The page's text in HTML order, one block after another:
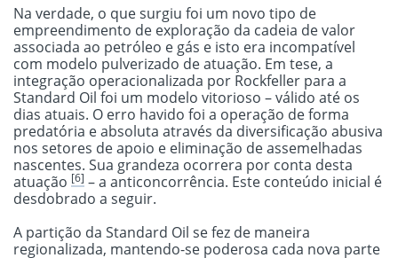
Na verdade, o que surgiu foi um novo tipo de
empreendimento de exploração da cadeia de valor
associada ao petróleo e gás e isto era incompatível
com modelo pulverizado de atuação. Em tese, a
integração operacionalizada por Rockfeller para a
Standard Oil foi um modelo vitorioso – válido até os
dias atuais. O erro havido foi a operação de forma
predatória e absoluta através da diversificação abusiva
nos setores de apoio e eliminação de assemelhadas
nascentes. Sua grandeza ocorrera por conta desta
atuação [6] – a anticoncorrência. Este conteúdo inicial é
desdobrado a seguir.
A partição da Standard Oil se fez de maneira
regionalizada, mantendo-se poderosa cada nova parte